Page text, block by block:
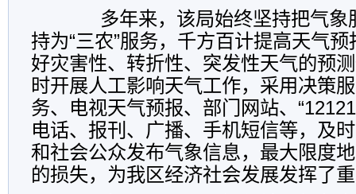
多年来，该局始终坚持把气象
持为“三农”服务，千方百计提高天气
好灾害性、转折性、突发性天气的预
时开展人工影响天气工作，采用决策
务、电视天气预报、部门网站、
电话、报刊、广播、手机短信等，及
和社会公众发布气象信息，最大限度
的损失，为我区经济社会发展发挥了